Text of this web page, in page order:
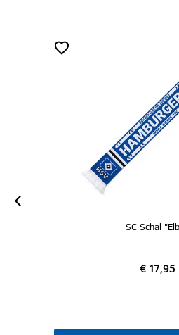
SC Schal
€ 17,95